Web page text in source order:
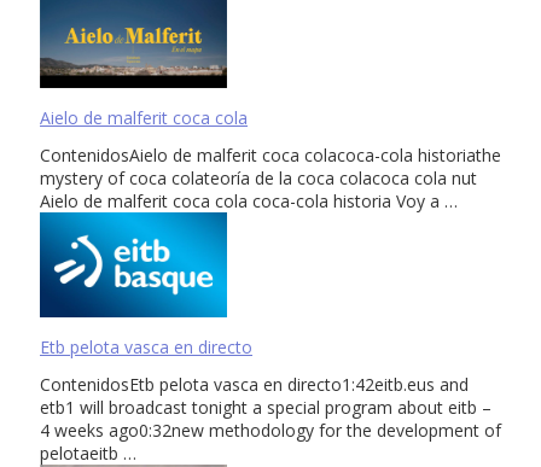
Aielo de malferit coca cola
ContenidosAielo de malferit coca colacoca-cola historiathe
mystery of coca colateoría de la coca colacoca cola nut
Aielo de malferit coca cola coca-cola historia Voy a …
Etb pelota vasca en directo
ContenidosEtb pelota vasca en directo1:42eitb.eus and
etb1 will broadcast tonight a special program about eitb –
4 weeks ago0:32new methodology for the development of
pelotaeitb …